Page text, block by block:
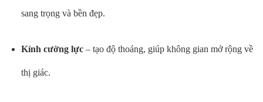
sang trọng và bền đẹp.
Kính cường lực– tạo độ thoáng, giúp không gian mở rộng về
thị giác.